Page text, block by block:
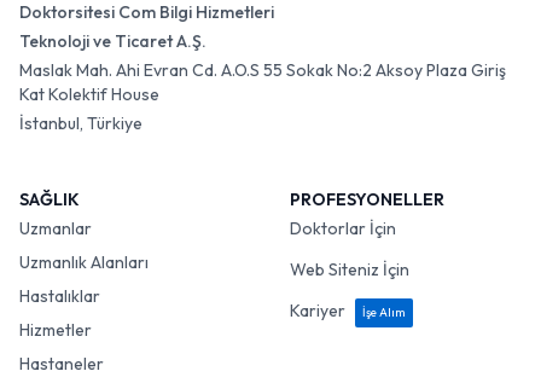
Doktorsitesi Com Bilgi Hizmetleri
Teknoloji ve Ticaret A.Ş.
Maslak Mah. Ahi Evran Cd. A.O.S 55 Sokak No:2 Aksoy Plaza Giriş
Kat Kolektif House
İstanbul, Türkiye
SAĞLIK
Uzmanlar
Uzmanlık Alanları
Hastalıklar
Hizmetler
Hastaneler
PROFESYONELLER
Doktorlar İçin
Web Siteniz İçin
Kariyer
İşe Alım